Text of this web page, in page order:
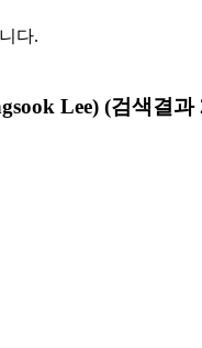
다.
Lee) (검색결과